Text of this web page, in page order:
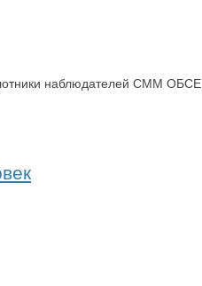
наблюдателей СММ ОБСЕ